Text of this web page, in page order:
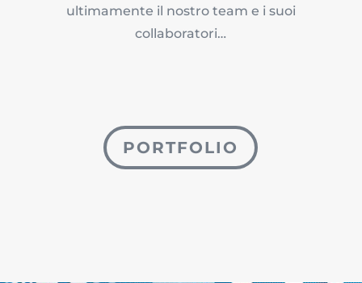
ultimamente il nostro team e i suoi
collaboratori…
PORTFOLIO